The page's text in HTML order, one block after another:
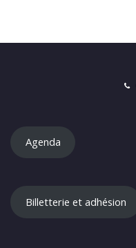
Agenda
Billetterie et adhésion